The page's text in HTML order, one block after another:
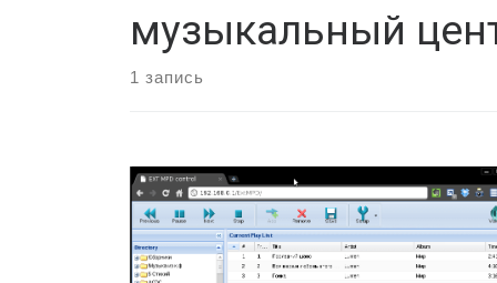
музыкальный
1 запись